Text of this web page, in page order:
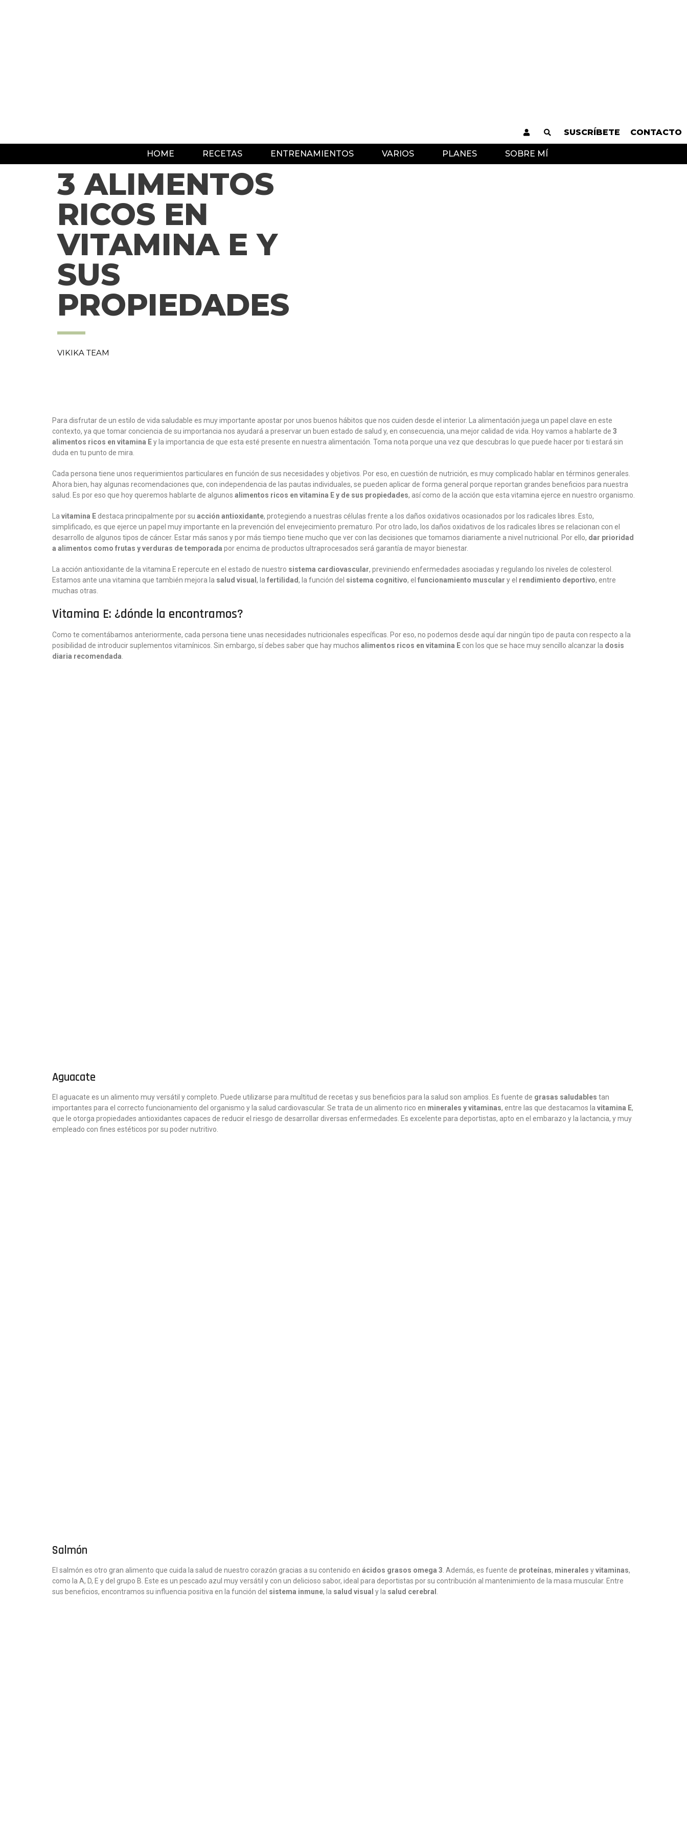
SUSCRÍBETE CONTACTO
HOME RECETAS ENTRENAMIENTOS VARIOS PLANES SOBRE MÍ
3 ALIMENTOS
RICOS EN
VITAMINA E Y
SUS
PROPIEDADES
VIKIKA TEAM
Para disfrutar de un estilo de vida saludable es muy importante apostar por unos buenos hábitos que nos cuiden desde el interior. La alimentación juega un papel clave en este
contexto, ya que tomar conciencia de su importancia nos ayudará a preservar un buen estado de salud y, en consecuencia, una mejor calidad de vida. Hoy vamos a hablarte de 3
alimentos ricos en vitamina Ey la importancia de que esta esté presente en nuestra alimentación. Toma nota porque una vez que descubras lo que puede hacer por ti estará sin
duda en tu punto de mira.
Cada persona tiene unos requerimientos particulares en función de sus necesidades y objetivos. Por eso, en cuestión de nutrición, es muy complicado hablar en términos generales.
Ahora bien, hay algunas recomendaciones que, con independencia de las pautas individuales, se pueden aplicar de forma general porque reportan grandes beneficios para nuestra
salud. Es por eso que hoy queremos hablarte de algunos alimentos ricos en vitamina E y de sus propiedades, así como de la acción que esta vitamina ejerce en nuestro organismo.
La vitamina E destaca principalmente por su acción antioxidante, protegiendo a nuestras células frente a los daños oxidativos ocasionados por los radicales libres. Esto,
simplificado, es que ejerce un papel muy importante en la prevención del envejecimiento prematuro. Por otro lado, los daños oxidativos de los radicales libres se relacionan con el
desarrollo de algunos tipos de cáncer. Estar más sanos y por más tiempo tiene mucho que ver con las decisiones que tomamos diariamente a nivel nutricional. Por ello, dar prioridad
a alimentos como frutas y verduras de temporada por encima de productos ultraprocesados será garantía de mayor bienestar.
La acción antioxidante de la vitamina E repercute en el estado de nuestro sistema cardiovascular, previniendo enfermedades asociadas y regulando los niveles de colesterol.
Estamos ante una vitamina que también mejora la salud visual, la fertilidad, la función del sistema cognitivo, el funcionamiento muscular y el rendimiento deportivo, entre
muchas otras.
Vitamina E: ¿dónde la encontramos?
Como te comentábamos anteriormente, cada persona tiene unas necesidades nutricionales específicas. Por eso, no podemos desde aquí dar ningún tipo de pauta con respecto a la
posibilidad de introducir suplementos vitamínicos. Sin embargo, sí debes saber que hay muchos alimentos ricos en vitamina E con los que se hace muy sencillo alcanzar la dosis
diaria recomendada
Aguacate
El aguacate es un alimento muy versátil y completo. Puede utilizarse para multitud de recetas y sus beneficios para la salud son amplios. Es fuente de grasas saludables tan
importantes para el correcto funcionamiento del organismo y la salud cardiovascular. Se trata de un alimento rico en minerales y vitaminas, entre las que destacamos la vitamina E,
que le otorga propiedades antioxidantes capaces de reducir el riesgo de desarrollar diversas enfermedades. Es excelente para deportistas, apto en el embarazo y la lactancia, y muy
empleado con fines estéticos por su poder nutritivo.
Salmón
El salmón es otro gran alimento que cuida la salud de nuestro corazón gracias a su contenido en ácidos grasos omega 3 . Además, es fuente de proteínas, minerales yvitaminas,
como la A, D, E y del grupo B. Este es un pescado azul muy versátil y con un delicioso sabor, ideal para deportistas por su contribución al mantenimiento de la masa muscular. Entre
sus beneficios, encontramos su influencia positiva en la función del sistema inmune, la salud visual y la salud cerebral